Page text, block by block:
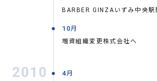
BARBER GINZAいずみ中央駅
10月
増資組織変更株式会社へ
2010 4月